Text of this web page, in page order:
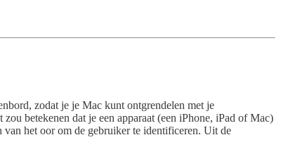
zodat je je Mac kunt ontgrendelen met je
zou betekenen dat je een apparaat (een iPhone, iPad of Mac)
van het oor om de gebruiker te identificeren. Uit de